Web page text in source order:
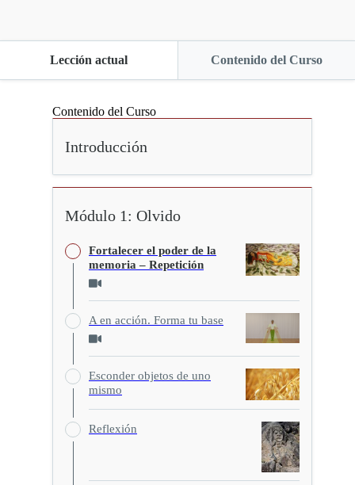
Lección actual Contenido del Curso
Contenido del Curso
Introducción
Módulo 1: Olvido
Fortalecer el poder de la
memoria – Repetición
A en acción. Forma tu base
Esconder objetos de uno
mismo
Reflexión